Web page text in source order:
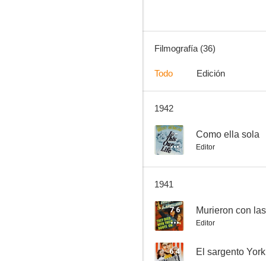
El hermano orquídea
--
Boy Meets Girl
Filmografía (36)
Todo Edición
1942
-- Como ella sola
Editor
1941
7.6 Murieron con
Editor
6.4 El sargento York